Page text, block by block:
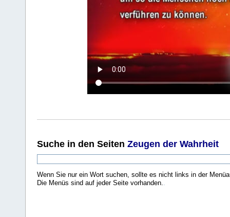
Suche in den Seiten Zeugen der Wahrheit
Wenn Sie nur ein Wort suchen, sollte es nicht links in der
Die Menüs sind auf jeder Seite vorhanden..